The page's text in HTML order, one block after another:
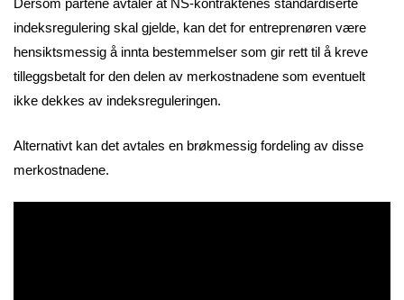
Dersom partene avtaler at NS-kontraktenes standardiserte
indeksregulering skal gjelde, kan det for entreprenøren være
hensiktsmessig å innta bestemmelser som gir rett til å kreve
tilleggsbetalt for den delen av merkostnadene som eventuelt
ikke dekkes av indeksreguleringen.
Alternativt kan det avtales en brøkmessig fordeling av disse
merkostnadene.